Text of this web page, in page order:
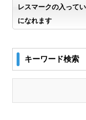
レスマークの入って
になれます
キーワード検索